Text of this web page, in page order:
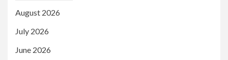
August 2026
July 2026
June 2026